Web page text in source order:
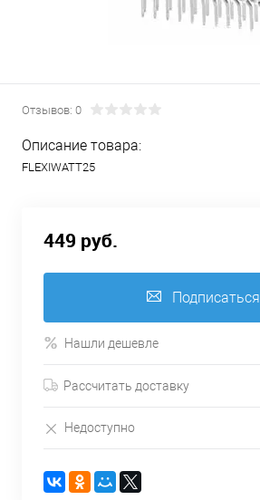
Отзывов: 0
Описание товара:
FLEXIWATT25
449 руб.
Подписаться
Нашли дешевле
Рассчитать доставку
Недоступно